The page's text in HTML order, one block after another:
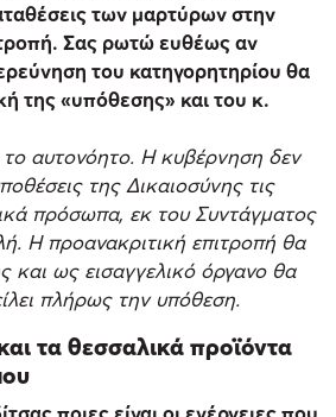
των μαρτύρων στην
Σας ρωτώ ευθέως αν
του κατηγορητηρίου θα
της «υπόθεσης» και του κ.
αυτονόητο. Η κυβέρνηση δεν
της Δικαιοσύνης τις
πρόσωπα, εκ του Συντάγματος
Η προανακριτική επιτροπή θα
και ως εισαγγελικό όργανο θα
πλήρως την υπόθεση.
τα θεσσαλικά προϊόντα